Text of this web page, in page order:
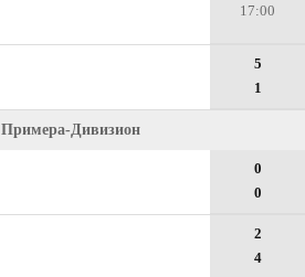
17:00
5
1
Примера-Дивизион
0
0
2
4